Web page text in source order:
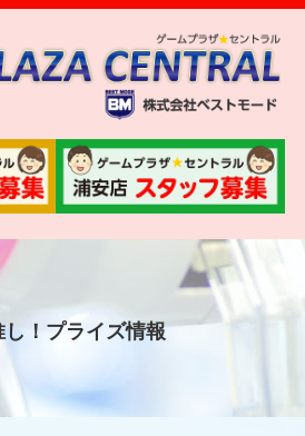
し！プライズ情報